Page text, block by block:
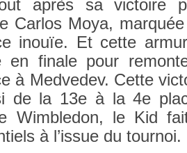
après sa vic­toire
Car­los Moya,
inouïe. Et cette
en fin­ale pour
à Med­vedev. Cette
de la 13e à la 4e
Wimbledon, le Kid
à l’issue du tour­noi.